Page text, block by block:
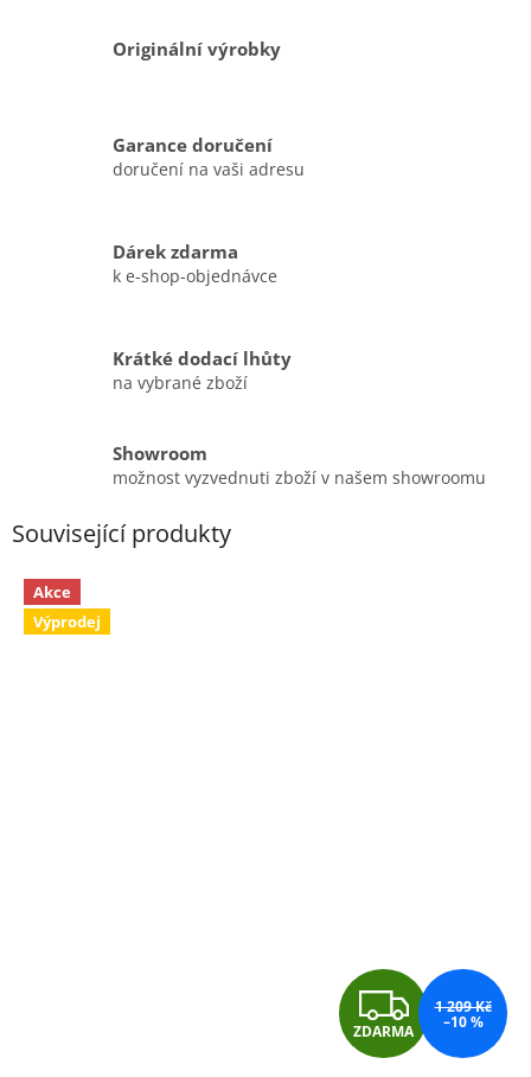
Originální výrobky
Garance doručení
doručení na vaši adresu
Dárek zdarma
k e-shop-objednávce
Krátké dodací lhůty
na vybrané zboží
Showroom
možnost vyzvednuti zboží v našem showroomu
Související produkty
Akce
Výprodej
Z
D
ZDARMA
1 209 Kč
–10 %